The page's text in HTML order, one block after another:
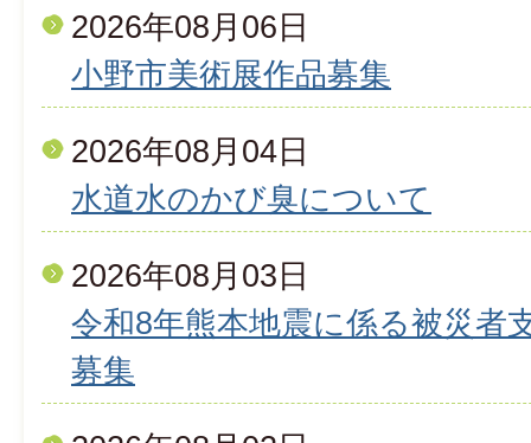
2026年08月06日
小野市美術展作品募集
2026年08月04日
水道水のかび臭について
2026年08月03日
令和8年熊本地震に係る被災者
募集